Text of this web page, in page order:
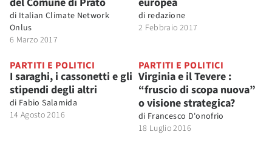
di Italian Climate Network
Onlus
6 Marzo 2017
di redazione
2 Febbraio 2017
PARTITI E POLITICI
I saraghi, i cassonetti e gli
stipendi degli altri
di Fabio Salamida
14 Agosto 2016
PARTITI E POLITICI
Virginia e il Tevere :
“fruscio di scopa nuova”
o visione strategica?
di Francesco D'onofrio
18 Luglio 2016